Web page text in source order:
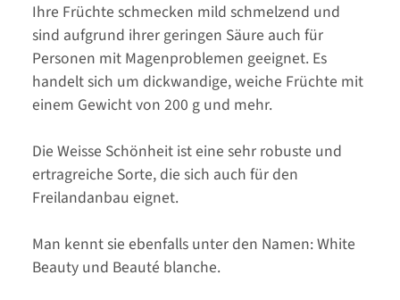
Ihre Früchte schmecken mild schmelzend und
sind aufgrund ihrer geringen Säure auch für
Personen mit Magenproblemen geeignet. Es
handelt sich um dickwandige, weiche Früchte mit
einem Gewicht von 200 g und mehr.
Die Weisse Schönheit ist eine sehr robuste und
ertragreiche Sorte, die sich auch für den
Freilandanbau eignet.
Man kennt sie ebenfalls unter den Namen: White
Beauty und Beauté blanche.